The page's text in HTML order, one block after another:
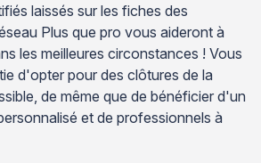
laissés sur les fiches des
Plus que pro vous aideront à
les meilleures circonstances ! Vous
d'opter pour des clôtures de la
de même que de bénéficier d'un
et de professionnels à